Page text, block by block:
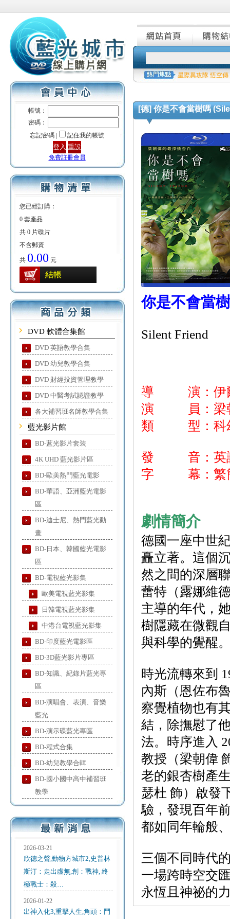
帳號：
密碼：
忘記密碼 |
記住我的帳號
免費註冊會員
您已經訂購：
0 套產品
共 0 片碟片
不含郵資
共 0.00 元
結帳
DVD 軟體合集館
DVD 英語教學合集
DVD 幼兒教學合集
DVD 財經投資管理教學
DVD 中醫考試認證教學
各大補習班名師教學合集
藍光影片館
BD-蓝光影片套装
4K UHD 藍光影片區
BD-歐美熱門藍光電影
BD-華語、亞洲藍光電影
區
BD-迪士尼、熱門藍光動
畫
BD-日本、韓國藍光電影
區
BD-電視藍光影集
歐美電視藍光影集
日韓電視藍光影集
中港台電視藍光影集
BD-印度藍光電影區
BD-3D藍光影片專區
BD-知識、紀錄片藍光專
區
BD-演唱會、表演、音樂
藍光
BD-演示碟藍光專區
BD-程式合集
BD-幼兒教學合輯
BD-國小國中高中補習班
教學
2026-03-21
欣德之聲,動物方城市2,史普林
斯汀：走出虛無,創：戰神, 終
極戰士：殺…
2026-01-22
出神入化3,重擊人生,角頭：鬥
星際異攻隊 悟空傳
[德] 你是不會當樹嗎
你是不會當
Silent Friend
導 演：伊爾
演 員：梁朝
類 型：科
發 音：英
字 幕：繁簡
劇情簡介
德國一座中世
矗立著。這個
然之間的深層
蕾特（露娜維
主導的年代，
樹隱藏在微觀
與科學的覺醒
時光流轉來到
內斯（恩佐布
察覺植物也有
結，除撫慰了
法。時序進入
教授（梁朝偉
老的銀杏樹產
瑟杜 飾）啟發
驗，發現百年
都如同年輪般
三個不同時代
一場跨時空交
永恆且神祕的